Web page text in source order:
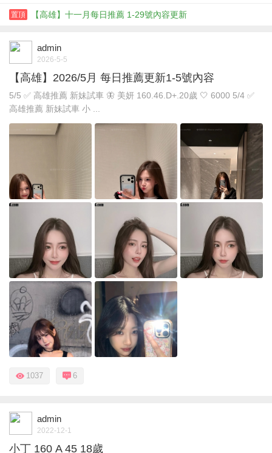
置頂 【高雄】十一月每日推薦 1-29號內容更新
admin
2026-5-5
【高雄】2026/5月 每日推薦更新1-5號內容
5/5 ✅ 高雄推薦 新妹試車 🦋 美妍 160.46.D+.20歲 🤍 6000 5/4 ✅
高雄推薦 新妹試車 小 ...
1037 6
admin
2022-12-1
小丁 160 A 45 18歲